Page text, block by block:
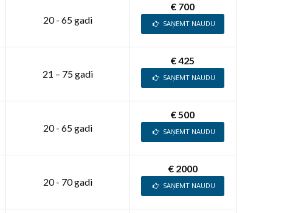
20 - 65 gadi
€ 700
SAŅEMT NAUDU
21 – 75 gadi
€ 425
SAŅEMT NAUDU
20 - 65 gadi
€ 500
SAŅEMT NAUDU
20 - 70 gadi
€ 2000
SAŅEMT NAUDU